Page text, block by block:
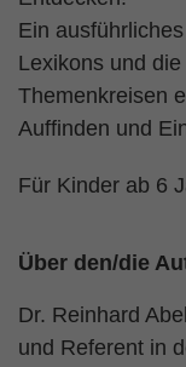
Ein
Lexikons und
Themenkreisen
Auffinden und
Für Kinder ab 6
Über den/die
Dr. Reinhard
und Referent in